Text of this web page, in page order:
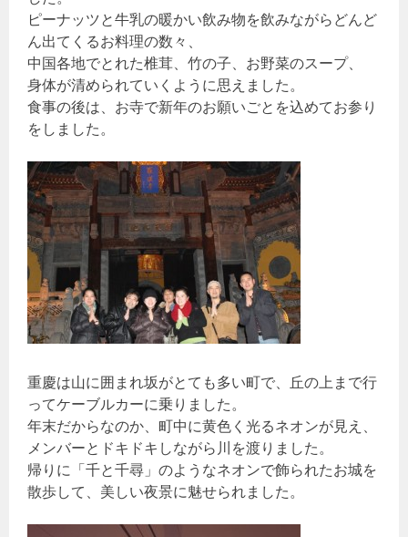
ピーナッツと牛乳の暖かい飲み物を飲みながらどんど
ん出てくるお料理の数々、
中国各地でとれた椎茸、竹の子、お野菜のスープ、
身体が清められていくように思えました。
食事の後は、お寺で新年のお願いごとを込めてお参り
をしました。
重慶は山に囲まれ坂がとても多い町で、丘の上まで行
ってケーブルカーに乗りました。
年末だからなのか、町中に黄色く光るネオンが見え、
メンバーとドキドキしながら川を渡りました。
帰りに「千と千尋」のようなネオンで飾られたお城を
散歩して、美しい夜景に魅せられました。